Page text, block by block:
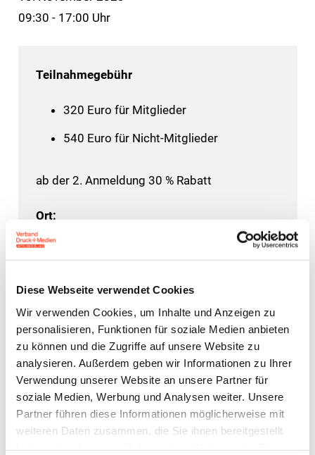
Diese Webseite verwendet Cookies
Wir verwenden Cookies, um Inhalte und Anzeigen zu
personalisieren, Funktionen für soziale Medien anbieten
zu können und die Zugriffe auf unsere Website zu
analysieren. Außerdem geben wir Informationen zu Ihrer
Verwendung unserer Website an unsere Partner für
soziale Medien, Werbung und Analysen weiter. Unsere
Partner führen diese Informationen möglicherweise mit
weiteren Daten zusammen, die Sie ihnen bereitgestellt
09:30 - 17:00 Uhr
Teilnahmegebühr
320 Euro für Mitglieder
540 Euro für Nicht-Mitglieder
ab der 2. Anmeldung 30 % Rabatt
Ort:
Van der Valk Airporthotel
Am Hülserhof 57
40472 Düsseldorf
Interessiert an einer Mitgliedschaft?
Gerne informieren wir Sie zu den Details einer
Mitgliedschaft.